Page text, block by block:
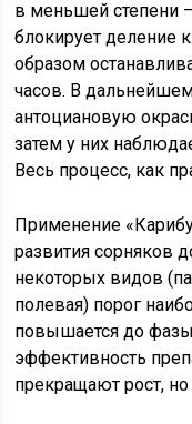
в меньшей степени
блокирует деление
образом
часов. В
антоциановую
затем у них
Весь процесс, как
Применение
развития сорняков
некоторых видов
полевая) порог
повышается до
эффективность
прекращают рост, но